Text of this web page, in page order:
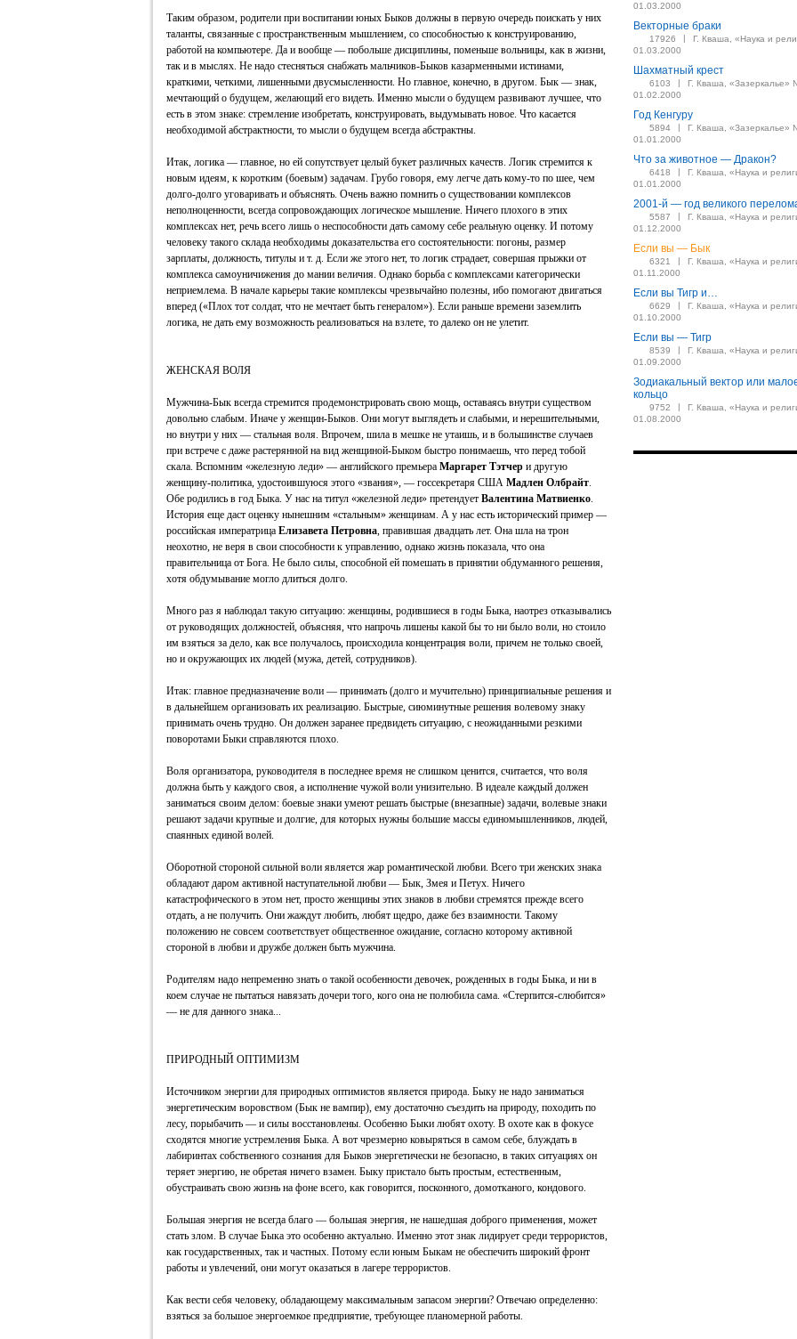
Таким образом, родители при воспитании юных Быков должны в первую очередь поискать у них
таланты, связанные с пространственным мышлением, со способностью к конструированию,
работой на компьютере. Да и вообще — побольше дисциплины, поменьше вольницы, как в жизни,
так и в мыслях. Не надо стесняться снабжать мальчиков-Быков казарменными истинами,
краткими, четкими, лишенными двусмысленности. Но главное, конечно, в другом. Бык — знак,
мечтающий о будущем, желающий его видеть. Именно мысли о будущем развивают лучшее, что
есть в этом знаке: стремление изобретать, конструировать, выдумывать новое. Что касается
необходимой абстрактности, то мысли о будущем всегда абстрактны.
Итак, логика — главное, но ей сопутствует целый букет различных качеств. Логик стремится к
новым идеям, к коротким (боевым) задачам. Грубо говоря, ему легче дать кому-то по шее, чем
долго-долго уговаривать и объяснять. Очень важно помнить о существовании комплексов
неполноценности, всегда сопровождающих логическое мышление. Ничего плохого в этих
комплексах нет, речь всего лишь о неспособности дать самому себе реальную оценку. И потому
человеку такого склада необходимы доказательства его состоятельности: погоны, размер
зарплаты, должность, титулы и т. д. Если же этого нет, то логик страдает, совершая прыжки от
комплекса самоуничижения до мании величия. Однако борьба с комплексами категорически
неприемлема. В начале карьеры такие комплексы чрезвычайно полезны, ибо помогают двигаться
вперед («Плох тот солдат, что не мечтает быть генералом»). Если раньше времени заземлить
логика, не дать ему возможность реализоваться на взлете, то далеко он не улетит.
ЖЕНСКАЯ ВОЛЯ
Мужчина-Бык всегда стремится продемонстрировать свою мощь, оставаясь внутри существом
довольно слабым. Иначе у женщин-Быков. Они могут выглядеть и слабыми, и нерешительными,
но внутри у них — стальная воля. Впрочем, шила в мешке не утаишь, и в большинстве случаев
при встрече с даже растерянной на вид женщиной-Быком быстро понимаешь, что перед тобой
скала. Вспомним «железную леди» — английского премьера Маргарет Тэтчер и другую
женщину-политика, удостоившуюся этого «звания», — госсекретаря США Мадлен Олбрайт.
Обе родились в год Быка. У нас на титул «железной леди» претендует Валентина Матвиенко.
История еще даст оценку нынешним «стальным» женщинам. А у нас есть исторический пример —
российская императрица Елизавета Петровна, правившая двадцать лет. Она шла на трон
неохотно, не веря в свои способности к управлению, однако жизнь показала, что она
правительница от Бога. Не было силы, способной ей помешать в принятии обдуманного решения,
хотя обдумывание могло длиться долго.
Много раз я наблюдал такую ситуацию: женщины, родившиеся в годы Быка, наотрез отказывались
от руководящих должностей, объясняя, что напрочь лишены какой бы то ни было воли, но стоило
им взяться за дело, как все получалось, происходила концентрация воли, причем не только своей,
но и окружающих их людей (мужа, детей, сотрудников).
Итак: главное предназначение воли — принимать (долго и мучительно) принципиальные решения и
в дальнейшем организовать их реализацию. Быстрые, сиюминутные решения волевому знаку
принимать очень трудно. Он должен заранее предвидеть ситуацию, с неожиданными резкими
поворотами Быки справляются плохо.
Воля организатора, руководителя в последнее время не слишком ценится, считается, что воля
должна быть у каждого своя, а исполнение чужой воли унизительно. В идеале каждый должен
заниматься своим делом: боевые знаки умеют решать быстрые (внезапные) задачи, волевые знаки
решают задачи крупные и долгие, для которых нужны большие массы единомышленников, людей,
спаянных единой волей.
Оборотной стороной сильной воли является жар романтической любви. Всего три женских знака
обладают даром активной наступательной любви — Бык, Змея и Петух. Ничего
катастрофического в этом нет, просто женщины этих знаков в любви стремятся прежде всего
отдать, а не получить. Они жаждут любить, любят щедро, даже без взаимности. Такому
положению не совсем соответствует общественное ожидание, согласно которому активной
стороной в любви и дружбе должен быть мужчина.
Родителям надо непременно знать о такой особенности девочек, рожденных в годы Быка, и ни в
коем случае не пытаться навязать дочери того, кого она не полюбила сама. «Стерпится-слюбится»
— не для данного знака...
ПРИРОДНЫЙ ОПТИМИЗМ
Источником энергии для природных оптимистов является природа. Быку не надо заниматься
энергетическим воровством (Бык не вампир), ему достаточно съездить на природу, походить по
лесу, порыбачить — и силы восстановлены. Особенно Быки любят охоту. В охоте как в фокусе
сходятся многие устремления Быка. А вот чрезмерно ковыряться в самом себе, блуждать в
лабиринтах собственного сознания для Быков энергетически не безопасно, в таких ситуациях он
теряет энергию, не обретая ничего взамен. Быку пристало быть простым, естественным,
обустраивать свою жизнь на фоне всего, как говорится, посконного, домотканого, кондового.
Большая энергия не всегда благо — большая энергия, не нашедшая доброго применения, может
стать злом. В случае Быка это особенно актуально. Именно этот знак лидирует среди террористов,
как государственных, так и частных. Потому если юным Быкам не обеспечить широкий фронт
работы и увлечений, они могут оказаться в лагере террористов.
Как вести себя человеку, обладающему максимальным запасом энергии? Отвечаю определенно:
взяться за большое энергоемкое предприятие, требующее планомерной работы.
01.03.2000
Векторные браки
17926 |
Г. Кваша, «Наука и
01.03.2000
Шахматный крест
6103 |
Г. Кваша, «Зазеркалье»
01.02.2000
Год Кенгуру
5894 |
Г. Кваша, «Зазеркалье»
01.01.2000
Что за животное — Дракон?
6418 |
Г. Кваша, «Наука и
01.01.2000
2001-й — год великого
5587 |
Г. Кваша, «Наука и
01.12.2000
Если вы — Бык
6321 |
Г. Кваша, «Наука и
01.11.2000
Если вы Тигр и…
6629 |
Г. Кваша, «Наука и
01.10.2000
Если вы — Тигр
8539 |
Г. Кваша, «Наука и
01.09.2000
Зодиакальный вектор или
кольцо
9752 |
Г. Кваша, «Наука и
01.08.2000